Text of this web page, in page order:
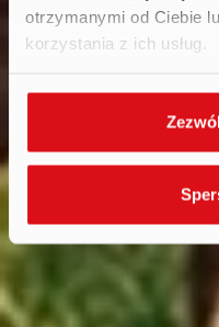
otrzymanymi od Ciebie
korzystania z ich usług.